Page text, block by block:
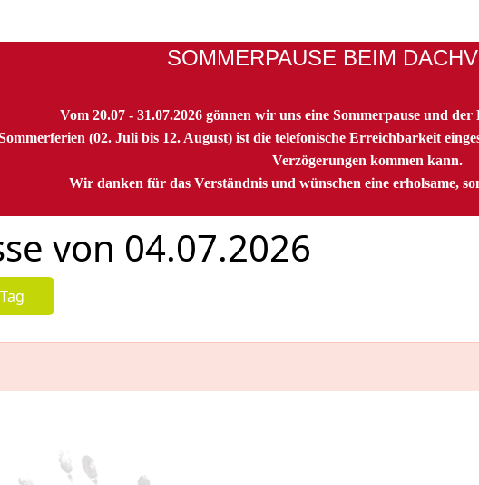
SOMMERPAUSE BEIM
Vom 20.07 - 31.07.2026 gönnen wir uns eine Sommerpause und
(02. Juli bis 12. August) ist die telefonische Erreichbarkeit
Verzögerungen kommen kann.
Wir danken für das Verständnis und wünschen eine erholsame,
von 04.07.2026